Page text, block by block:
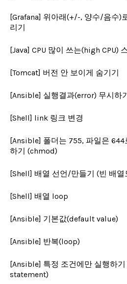
[Grafana] 위아래(+/-, 양수/음수)
리기
[Java] CPU 많이 쓰는(high CPU)
[Tomcat] 버전 안 보이게 숨기기
[Ansible] 실행결과(error) 무시하기
[Shell] link 링크 변경
[Ansible] 폴더는 755, 파일은
하기 (chmod)
[Shell] 배열 선언/만들기 (빈 배열
[Shell] 배열 loop
[Ansible] 기본값(default value)
[Ansible] 반복(loop)
[Ansible] 특정 조건에만 실행하기
statement)